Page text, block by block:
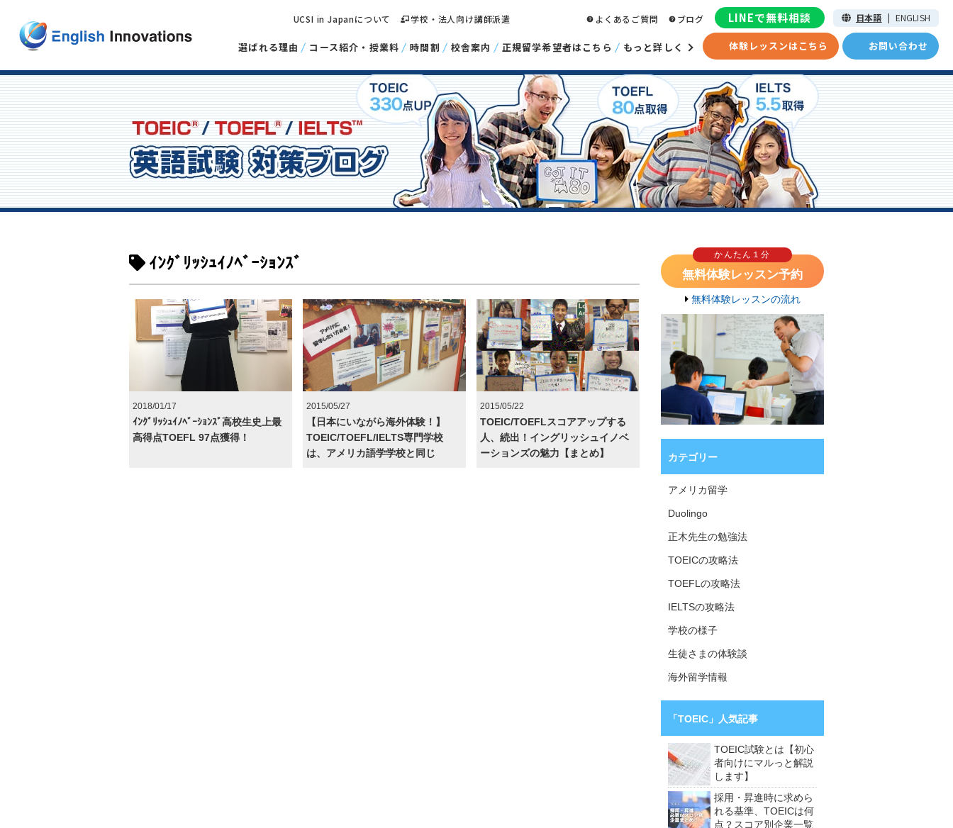
選ばれる理由 コース紹介・授業料 時間割 校舎案内 正規留学希望者はこちら もっと詳しく 体験レッスンはこちら お問い合わせ
UCSI in Japanについて 学校・法人向け講師派遣 よくあるご質問 ブログ LINEで無料相談 日本語 | ENGLISH
ｲﾝｸﾞﾘｯｼｭｲﾉﾍﾞｰｼｮﾝｽﾞ
2018/01/17
ｲﾝｸﾞﾘｯｼｭｲﾉﾍﾞｰｼｮﾝｽﾞ高校生史上最
高得点TOEFL 97点獲得！
2015/05/27
【日本にいながら海外体験！】
TOEIC/TOEFL/IELTS専門学校
は、アメリカ語学学校と同じ
2015/05/22
TOEIC/TOEFLスコアアップする
人、続出！イングリッシュイノベ
ーションズの魅力【まとめ】
かんたん１分
無料体験レッスン予約
無料体験レッスンの流れ
カテゴリー
アメリカ留学
Duolingo
正木先生の勉強法
TOEICの攻略法
TOEFLの攻略法
IELTSの攻略法
学校の様子
生徒さまの体験談
海外留学情報
「TOEIC」人気記事
TOEIC試験とは【初心
者向けにマルっと解説
します】
採用・昇進時に求めら
れる基準、TOEICは何
点？スコア別企業一覧